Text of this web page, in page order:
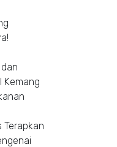
Kemang
Terapkan